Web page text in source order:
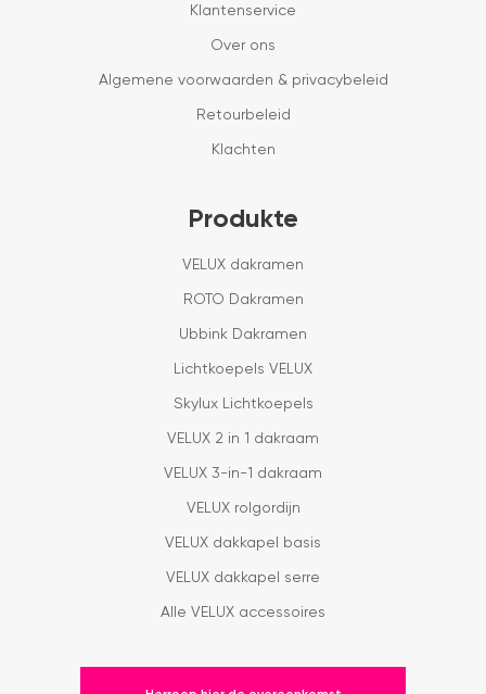
Klantenservice
Over ons
Algemene voorwaarden & privacybeleid
Retourbeleid
Klachten
Produkte
VELUX dakramen
ROTO Dakramen
Ubbink Dakramen
Lichtkoepels VELUX
Skylux Lichtkoepels
VELUX 2 in 1 dakraam
VELUX 3-in-1 dakraam
VELUX rolgordijn
VELUX dakkapel basis
VELUX dakkapel serre
Alle VELUX accessoires